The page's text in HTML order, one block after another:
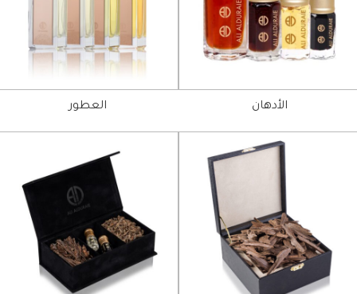
الأدهان العطور